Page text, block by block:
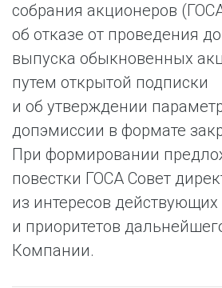
собрания акционеров
об отказе от проведения
выпуска обыкновенных
путем открытой подписки
и об утверждении
допэмиссии в формате
При формировании
повестки ГОСА Совет
из интересов
и приоритетов
Компании.